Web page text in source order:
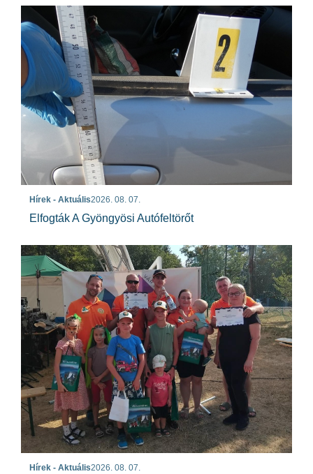
Hírek - Aktuális2026. 08. 07.
Elfogták A Gyöngyösi Autófeltörőt
Hírek - Aktuális2026. 08. 07.